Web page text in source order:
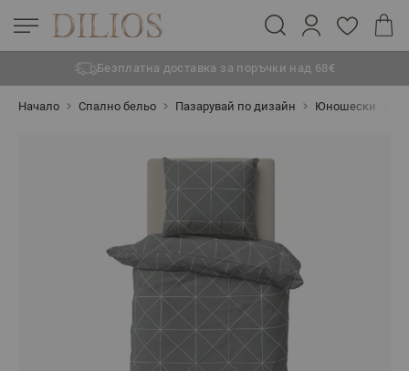
Безплатна доставка за поръчки над 68€
Начало Спално бельо Пазарувай по дизайн Юношески